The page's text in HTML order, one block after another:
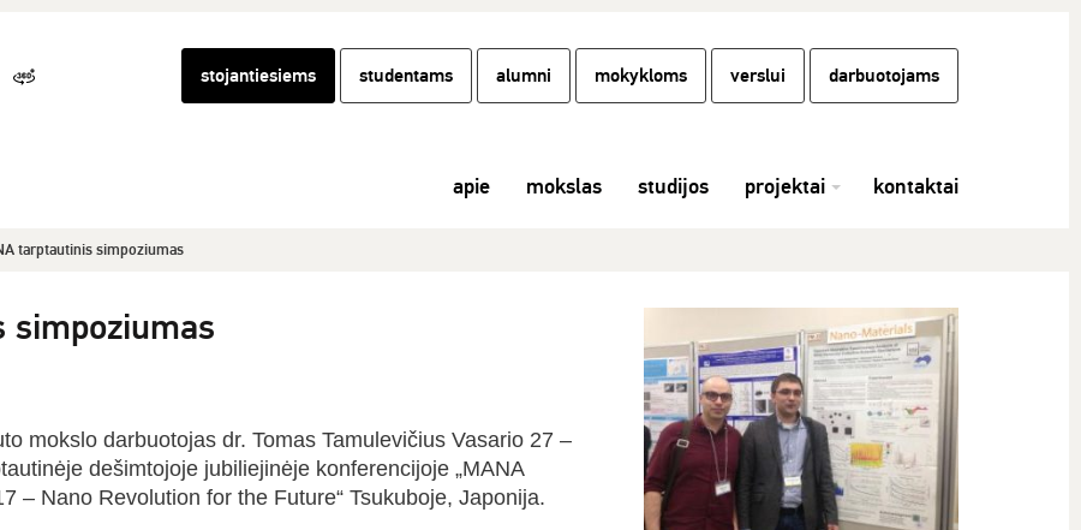
stojantiesiems studentams alumni mokykloms verslui darbuotojams
apie mokslas studijos projektai kontaktai
tarptautinis simpoziumas
simpoziumas
mokslo darbuotojas dr. Tomas Tamulevičius Vasario 27 –
dešimtojoje jubiliejinėje konferencijoje „MANA
– Nano Revolution for the Future“ Tsukuboje, Japonija.